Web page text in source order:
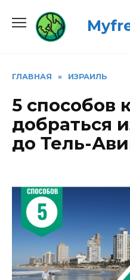
содержанию
ГЛАВНАЯ » ИЗРАИЛЬ
5 способов
добраться
до Тель-